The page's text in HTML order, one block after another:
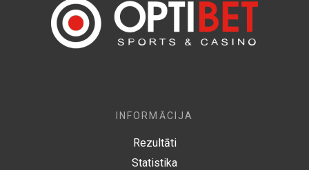
INFORMĀCIJA
Rezultāti
Statistika